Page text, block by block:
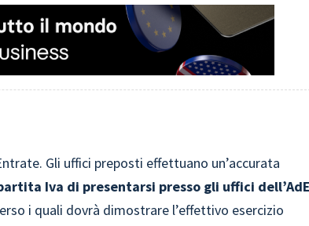
Gli uffici preposti effettuano un’accurata
Iva di presentarsi presso gli uffici
i quali dovrà dimostrare l’effettivo esercizio